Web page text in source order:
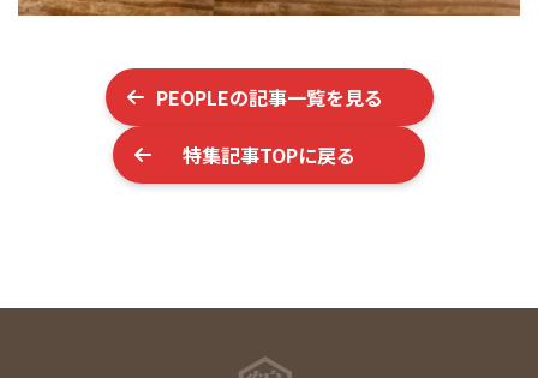
PEOPLEの記事一覧を見る
特集記事TOPに戻る